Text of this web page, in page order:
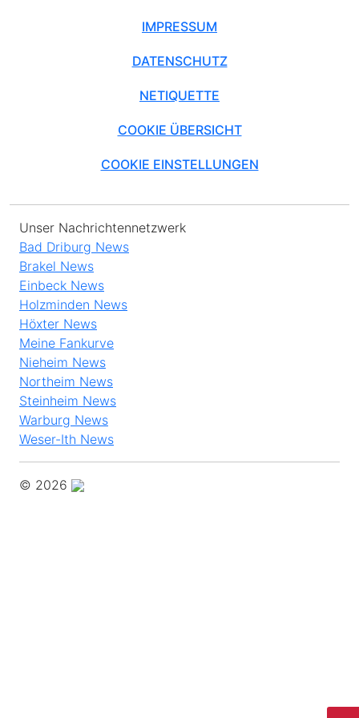
IMPRESSUM
DATENSCHUTZ
NETIQUETTE
COOKIE ÜBERSICHT
COOKIE EINSTELLUNGEN
Unser Nachrichtennetzwerk
Bad Driburg News
Brakel News
Einbeck News
Holzminden News
Höxter News
Meine Fankurve
Nieheim News
Northeim News
Steinheim News
Warburg News
Weser-Ith News
© 2026